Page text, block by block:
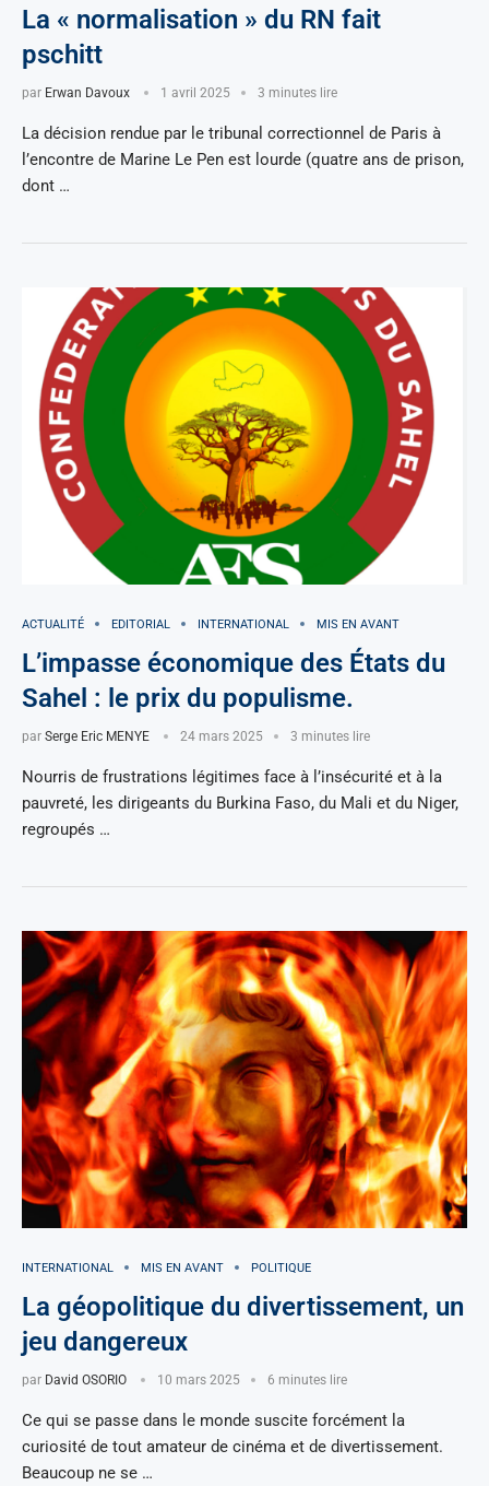
La « normalisation » du RN fait
pschitt
par Erwan Davoux 1 avril 2025 3 minutes lire
La décision rendue par le tribunal correctionnel de Paris à
l’encontre de Marine Le Pen est lourde (quatre ans de prison,
dont …
ACTUALITÉ EDITORIAL INTERNATIONAL MIS EN AVANT
L’impasse économique des États du
Sahel : le prix du populisme.
par Serge Eric MENYE 24 mars 2025 3 minutes lire
Nourris de frustrations légitimes face à l’insécurité et à la
pauvreté, les dirigeants du Burkina Faso, du Mali et du Niger,
regroupés …
INTERNATIONAL MIS EN AVANT POLITIQUE
La géopolitique du divertissement, un
jeu dangereux
par David OSORIO 10 mars 2025 6 minutes lire
Ce qui se passe dans le monde suscite forcément la
curiosité de tout amateur de cinéma et de divertissement.
Beaucoup ne se …